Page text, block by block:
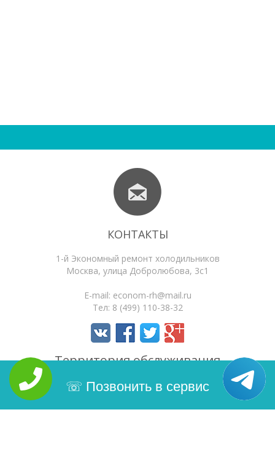
КОНТАКТЫ
1-й Экономный ремонт холодильников
Москва, улица Добролюбова, 3с1
E-mail: econom-rh@mail.ru
Тел: 8 (499) 110-38-32
Территория обслуживания
Типовые неисправности
Статьи
Поиск по сайту
Позвонить в сервис